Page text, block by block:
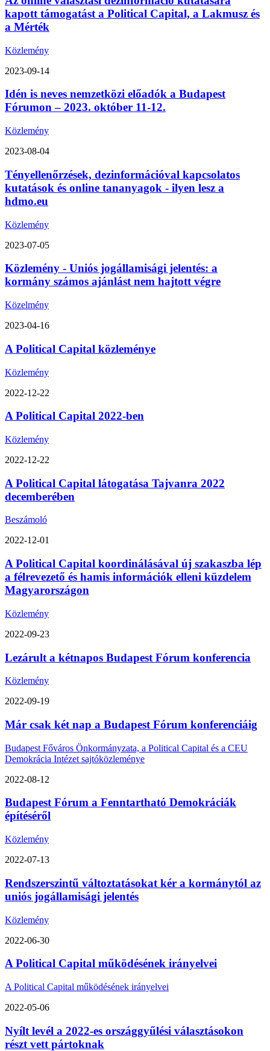
kapott támogatást a Political Capital, a Lakmusz és
a Mérték
Közlemény
2023-09-14
Idén is neves nemzetközi előadók a Budapest
Fórumon – 2023. október 11-12.
Közlemény
2023-08-04
Tényellenőrzések, dezinformációval kapcsolatos
kutatások és online tananyagok - ilyen lesz a
hdmo.eu
Közlemény
2023-07-05
Közlemény - Uniós jogállamisági jelentés: a
kormány számos ajánlást nem hajtott végre
Közelmény
2023-04-16
A Political Capital közleménye
Közlemény
2022-12-22
A Political Capital 2022-ben
Közlemény
2022-12-22
A Political Capital látogatása Tajvanra 2022
decemberében
Beszámoló
2022-12-01
A Political Capital koordinálásával új szakaszba lép
a félrevezető és hamis információk elleni küzdelem
Magyarországon
Közlemény
2022-09-23
Lezárult a kétnapos Budapest Fórum konferencia
Közlemény
2022-09-19
Már csak két nap a Budapest Fórum konferenciáig
Budapest Főváros Önkormányzata, a Political Capital és a CEU
Demokrácia Intézet sajtóközleménye
2022-08-12
Budapest Fórum a Fenntartható Demokráciák
építéséről
Közlemény
2022-07-13
Rendszerszintű változtatásokat kér a kormánytól az
uniós jogállamisági jelentés
Közlemény
2022-06-30
A Political Capital működésének irányelvei
A Political Capital működésének irányelvei
2022-05-06
Nyílt levél a 2022-es országgyűlési választásokon
részt vett pártoknak